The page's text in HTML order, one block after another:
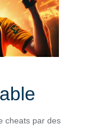
cheats par des